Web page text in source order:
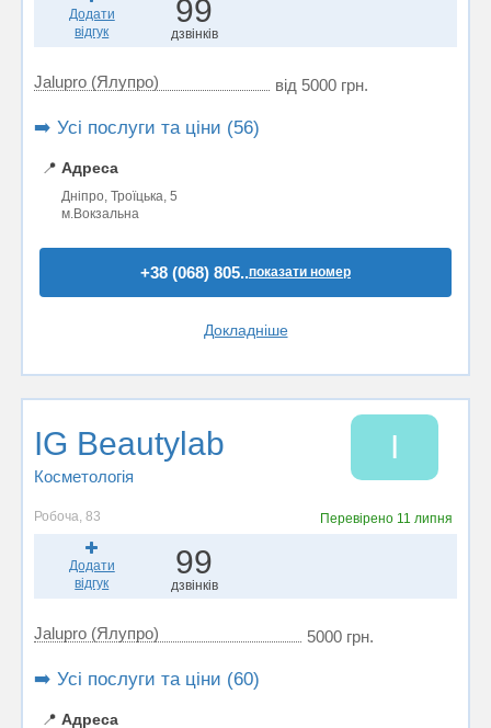
Додати
відгук
99
дзвінків
Jalupro (Ялупро) від 5000 грн.
➡️ Усі послуги та ціни (56)
📍 Адреса
Дніпро, Троїцька, 5
м.Вокзальна
+38 (068) 805..показати номер
Докладніше
IG Beautylab
Косметологія
I
Робоча, 83 Перевірено 11 липня
Додати
відгук
99
дзвінків
Jalupro (Ялупро) 5000 грн.
➡️ Усі послуги та ціни (60)
📍 Адреса